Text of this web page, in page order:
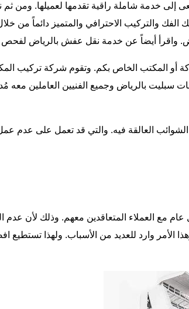
خدمة شاملة راقية تقدمها لعميلها. ومن ثم
والتركيب الاحترافي والمتميز دائماً من
واقرأ أيضاً عن خدمة نقل عفش بالرياض لفحص
أو المكتب الخاص بكم. وتقوم شركة تركيب
بالرياض وجميع الفنيين العاملين معه
العالقة فيه. والتي قد تعمل على عدم
مع العملاء المتعاقدين معهم. وذلك لأن عدم
وارد للعديد من الأسباب. ولهذا تستطيع